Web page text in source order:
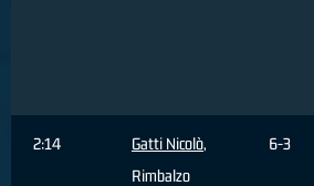
2:14 Gatti Nicolò,
Rimbalzo
6-3